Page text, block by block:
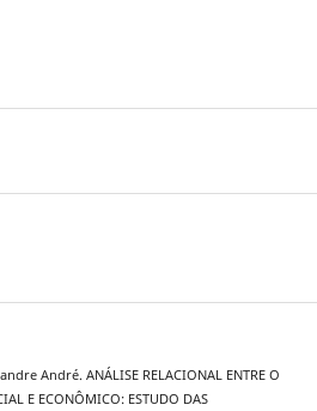
André. ANÁLISE RELACIONAL ENTRE O
E ECONÔMICO: ESTUDO DAS